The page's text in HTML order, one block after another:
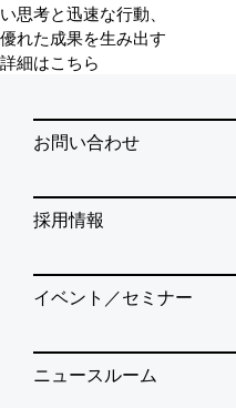
い思考と迅速な行動、
優れた成果を生み出す
詳細はこちら
お問い合わせ
採用情報
イベント／セミナー
ニュースルーム